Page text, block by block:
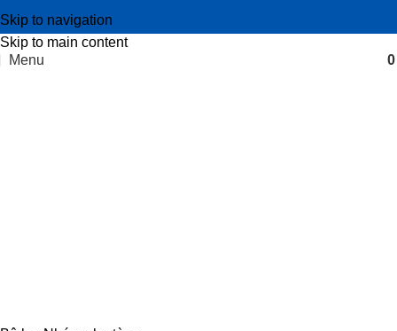
Skip to navigation
Skip to main content
Menu